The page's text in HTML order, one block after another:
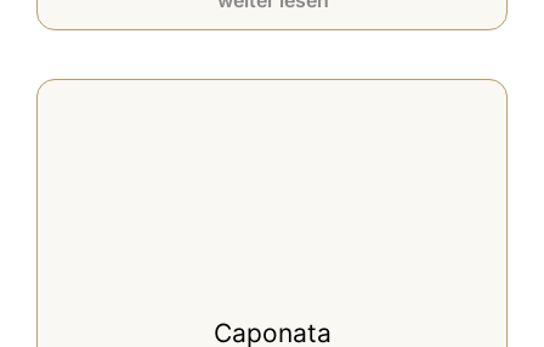
Caponata